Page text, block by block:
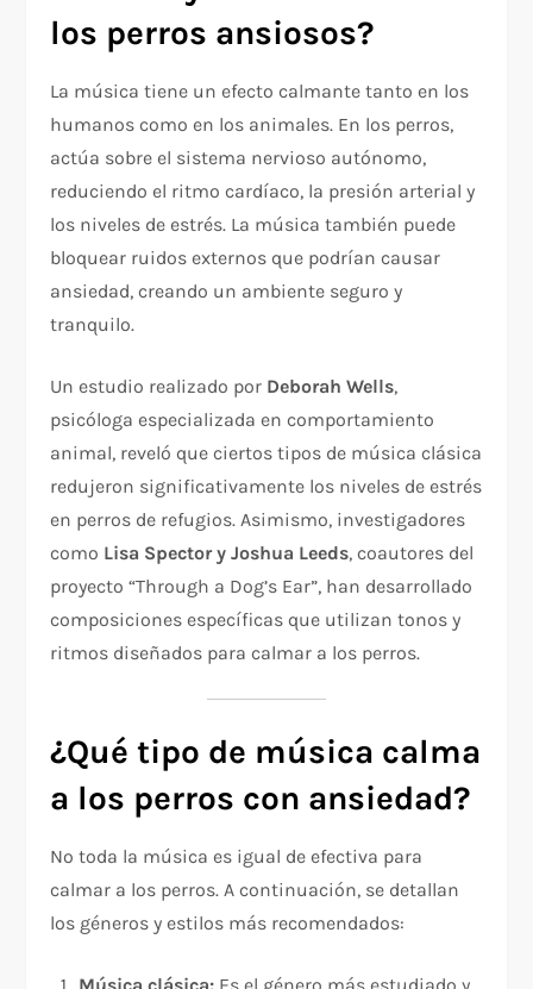
los perros ansiosos?
La música tiene un efecto calmante tanto en los
humanos como en los animales. En los perros,
actúa sobre el sistema nervioso autónomo,
reduciendo el ritmo cardíaco, la presión arterial y
los niveles de estrés. La música también puede
bloquear ruidos externos que podrían causar
ansiedad, creando un ambiente seguro y
tranquilo.
Un estudio realizado por Deborah Wells,
psicóloga especializada en comportamiento
animal, reveló que ciertos tipos de música clásica
redujeron significativamente los niveles de estrés
en perros de refugios. Asimismo, investigadores
como Lisa Spector y Joshua Leeds, coautores del
proyecto “Through a Dog’s Ear”, han desarrollado
composiciones específicas que utilizan tonos y
ritmos diseñados para calmar a los perros.
¿Qué tipo de música calma
a los perros con ansiedad?
No toda la música es igual de efectiva para
calmar a los perros. A continuación, se detallan
los géneros y estilos más recomendados: